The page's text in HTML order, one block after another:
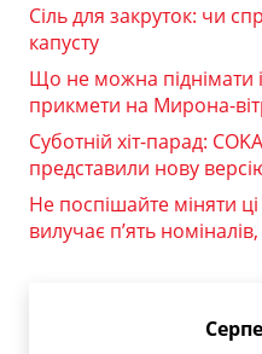
Сіль для закруток: чи
капусту
Що не можна піднімати
прикмети на Мирона-
Суботній хіт-парад:
представили нову
Не поспішайте міняти
вилучає п’ять